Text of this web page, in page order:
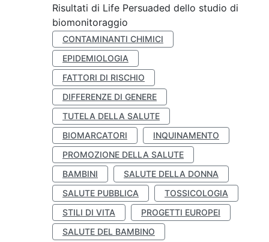
Risultati di Life Persuaded dello studio di
biomonitoraggio
CONTAMINANTI CHIMICI
EPIDEMIOLOGIA
FATTORI DI RISCHIO
DIFFERENZE DI GENERE
TUTELA DELLA SALUTE
BIOMARCATORI
INQUINAMENTO
PROMOZIONE DELLA SALUTE
BAMBINI
SALUTE DELLA DONNA
SALUTE PUBBLICA
TOSSICOLOGIA
STILI DI VITA
PROGETTI EUROPEI
SALUTE DEL BAMBINO